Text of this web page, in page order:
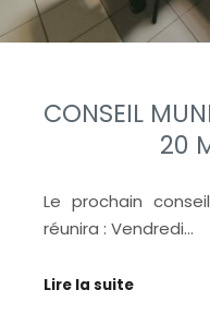
CONSEIL
20
Le prochain
réunira : Vendredi…
Lire la suite